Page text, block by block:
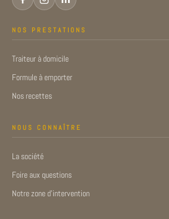
NOS PRESTATIONS
Traiteur à domicile
Formule à emporter
Nos recettes
NOUS CONNAÎTRE
La société
Foire aux questions
Notre zone d’intervention